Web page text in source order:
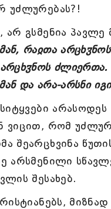
უძლურებას?!
არ გსმენია პავლე
რაჲთა
ძლიერთა.
და არა-არსნი
ვიცით, რომ
შეარცხვინა
არსმენილი
შესახებ.